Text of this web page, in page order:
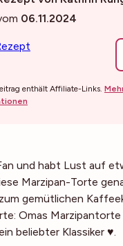
06.11.2024
enthält Affiliate-Links.
und habt Lust auf
Marzipan-Torte
gemütlichen
Omas
beliebter Klassiker ♥.